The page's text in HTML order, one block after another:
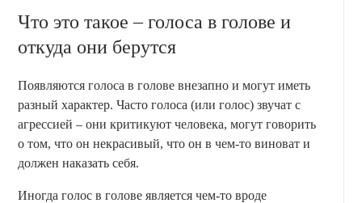
Что это такое – голоса в голове и
откуда они берутся
Появляются голоса в голове внезапно и могут иметь
разный характер. Часто голоса (или голос) звучат с
агрессией – они критикуют человека, могут говорить
о том, что он некрасивый, что он в чем-то виноват и
должен наказать себя.
Иногда голос в голове является чем-то вроде